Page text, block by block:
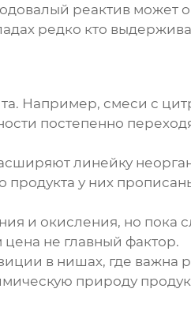
реактив может
редко кто
Например, смеси с
постепенно
линейку
продукта у них
и окисления, но пока
не главный фактор.
в нишах, где важна
природу